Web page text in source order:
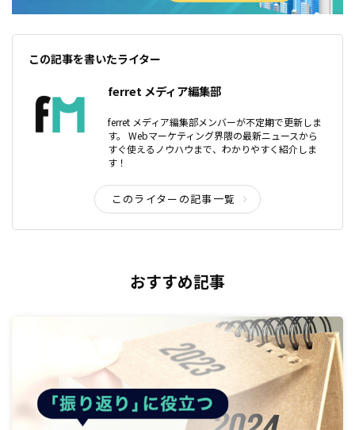
この記事を書いたライター
ferret メディア編集部
ferret メディア編集部メンバーが不定期で更新しま
す。 Webマーケティング界隈の最新ニュースから
すぐ使えるノウハウまで、わかりやすく紹介しま
す！
このライターの記事一覧
おすすめ記事